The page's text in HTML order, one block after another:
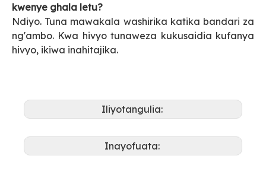
kwenye ghala letu?
Ndiyo. Tuna mawakala washirika katika bandari za
ng'ambo. Kwa hivyo tunaweza kukusaidia kufanya
hivyo, ikiwa inahitajika.
Iliyotangulia:
Inayofuata: